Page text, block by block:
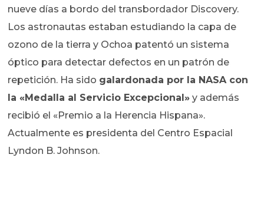
nueve días a bordo del transbordador Discovery.
Los astronautas estaban estudiando la capa de
ozono de la tierra y Ochoa patentó un sistema
óptico para detectar defectos en un patrón de
repetición. Ha sido galardonada por la NASA con
la «Medalla al Servicio Excepcional» y además
recibió el «Premio a la Herencia Hispana».
Actualmente es presidenta del Centro Espacial
Lyndon B. Johnson.